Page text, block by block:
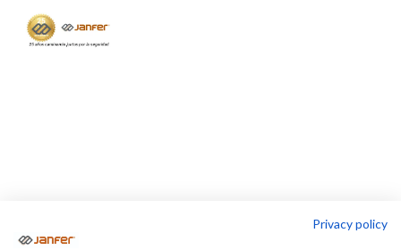
Trabajo en alturas Privacy policy